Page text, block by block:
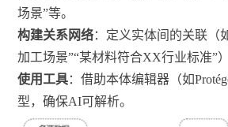
场景”等。
构建关系网络：定义实体间的关联（
加工场景”“某材料符合XX行业标准”）
使用工具：借助本体编辑器（如
型，确保AI可解析。